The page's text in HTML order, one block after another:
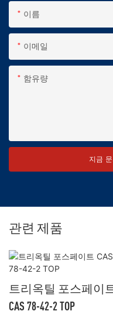
이름
이메일
함유량
지금
관련 제품
트리옥틸 포스페이
CAS 78-42-2 TOP